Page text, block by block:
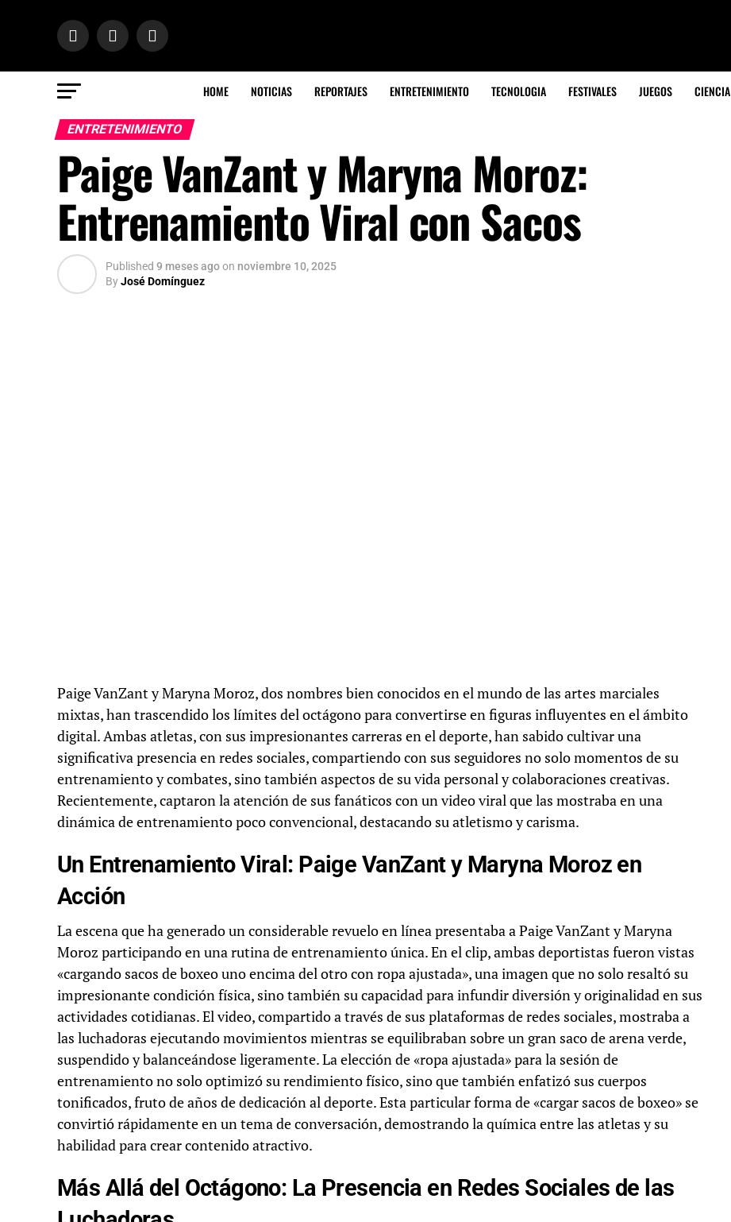
HOME NOTICIAS REPORTAJES ENTRETENIMIENTO TECNOLOGIA FESTIVALES JUEGOS CIENCIA
ENTRETENIMIENTO
Paige VanZant y Maryna Moroz:
Entrenamiento Viral con Sacos
Published 9 meses agoon noviembre 10, 2025
ByJosé Domínguez
Paige VanZant y Maryna Moroz, dos nombres bien conocidos en el mundo de las artes marciales
mixtas, han trascendido los límites del octágono para convertirse en figuras influyentes en el ámbito
digital. Ambas atletas, con sus impresionantes carreras en el deporte, han sabido cultivar una
significativa presencia en redes sociales, compartiendo con sus seguidores no solo momentos de su
entrenamiento y combates, sino también aspectos de su vida personal y colaboraciones creativas.
Recientemente, captaron la atención de sus fanáticos con un video viral que las mostraba en una
dinámica de entrenamiento poco convencional, destacando su atletismo y carisma.
Un Entrenamiento Viral: Paige VanZant y Maryna Moroz en
Acción
La escena que ha generado un considerable revuelo en línea presentaba a Paige VanZant y Maryna
Moroz participando en una rutina de entrenamiento única. En el clip, ambas deportistas fueron vistas
«cargando sacos de boxeo uno encima del otro con ropa ajustada», una imagen que no solo resaltó su
impresionante condición física, sino también su capacidad para infundir diversión y originalidad en sus
actividades cotidianas. El video, compartido a través de sus plataformas de redes sociales, mostraba a
las luchadoras ejecutando movimientos mientras se equilibraban sobre un gran saco de arena verde,
suspendido y balanceándose ligeramente. La elección de «ropa ajustada» para la sesión de
entrenamiento no solo optimizó su rendimiento físico, sino que también enfatizó sus cuerpos
tonificados, fruto de años de dedicación al deporte. Esta particular forma de «cargar sacos de boxeo» se
convirtió rápidamente en un tema de conversación, demostrando la química entre las atletas y su
habilidad para crear contenido atractivo.
Más Allá del Octágono: La Presencia en Redes Sociales de las